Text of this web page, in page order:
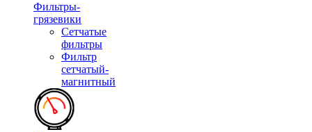
Фильтры-
грязевики
Сетчатые
фильтры
Фильтр
сетчатый-
магнитный